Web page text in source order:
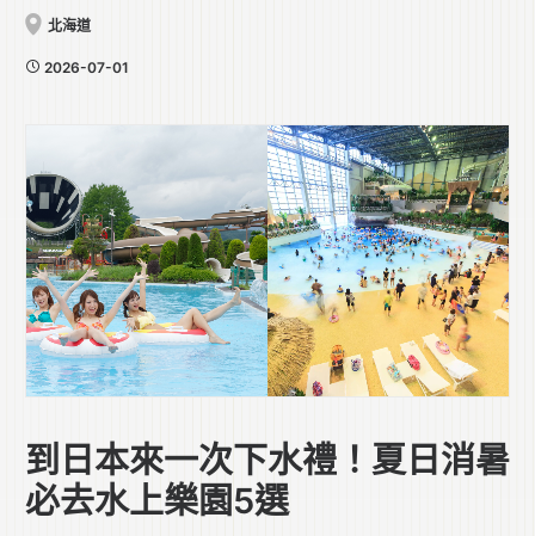
北海道
2026-07-01
到日本來一次下水禮！夏日消暑
必去水上樂園5選